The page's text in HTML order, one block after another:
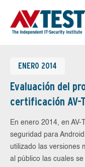
ENERO 2014
Evaluación del
certificación AV-
En enero 2014, en
seguridad para
utilizado las versiones
al público las cuales